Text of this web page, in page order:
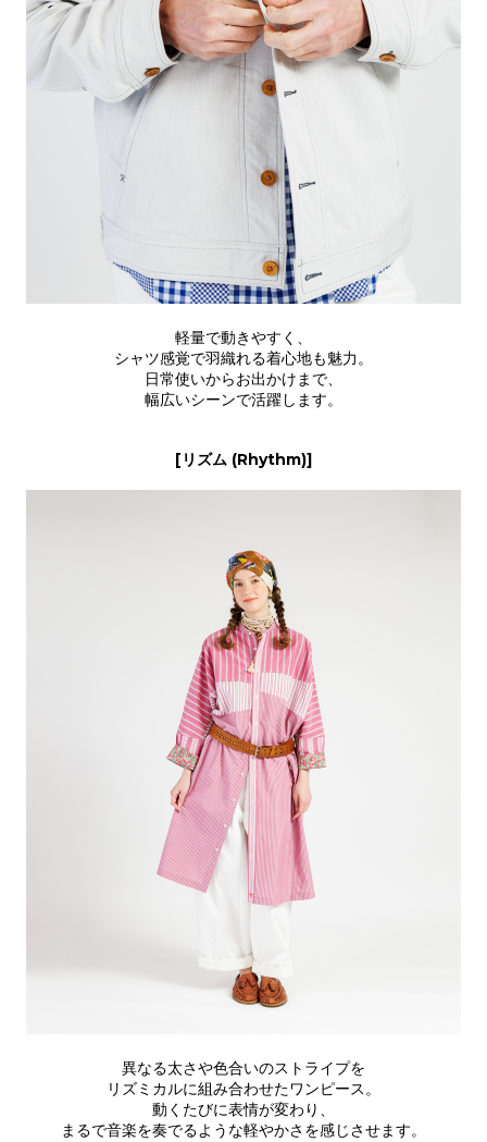
軽量で動きやすく、
シャツ感覚で羽織れる着心地も魅力。
日常使いからお出かけまで、
幅広いシーンで活躍します。
[リズム (Rhythm)]
異なる太さや色合いのストライプを
リズミカルに組み合わせたワンピース。
動くたびに表情が変わり、
まるで音楽を奏でるような軽やかさを感じさせます。